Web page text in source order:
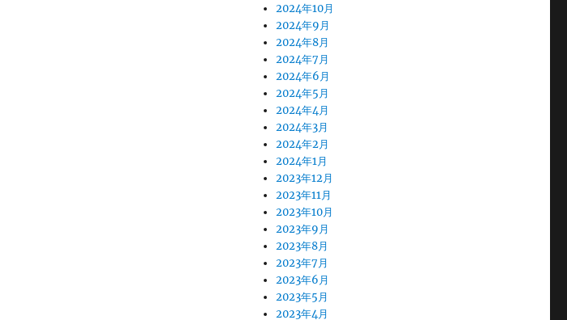
2024年10月
2024年9月
2024年8月
2024年7月
2024年6月
2024年5月
2024年4月
2024年3月
2024年2月
2024年1月
2023年12月
2023年11月
2023年10月
2023年9月
2023年8月
2023年7月
2023年6月
2023年5月
2023年4月